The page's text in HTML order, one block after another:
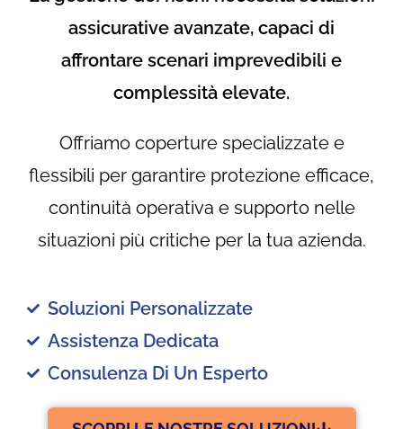
assicurative avanzate, capaci di
affrontare scenari imprevedibili e
complessità elevate.
Offriamo coperture specializzate e
flessibili per garantire protezione efficace,
continuità operativa e supporto nelle
situazioni più critiche per la tua azienda.
Soluzioni Personalizzate
Assistenza Dedicata
Consulenza Di Un Esperto